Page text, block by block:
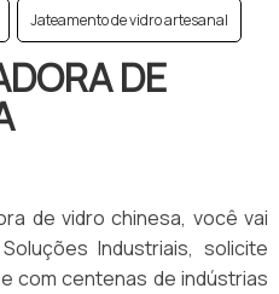
Jateamento de vidro artesanal
DE
de vidro chinesa, você vai
Industriais, solicite
com centenas de indústrias